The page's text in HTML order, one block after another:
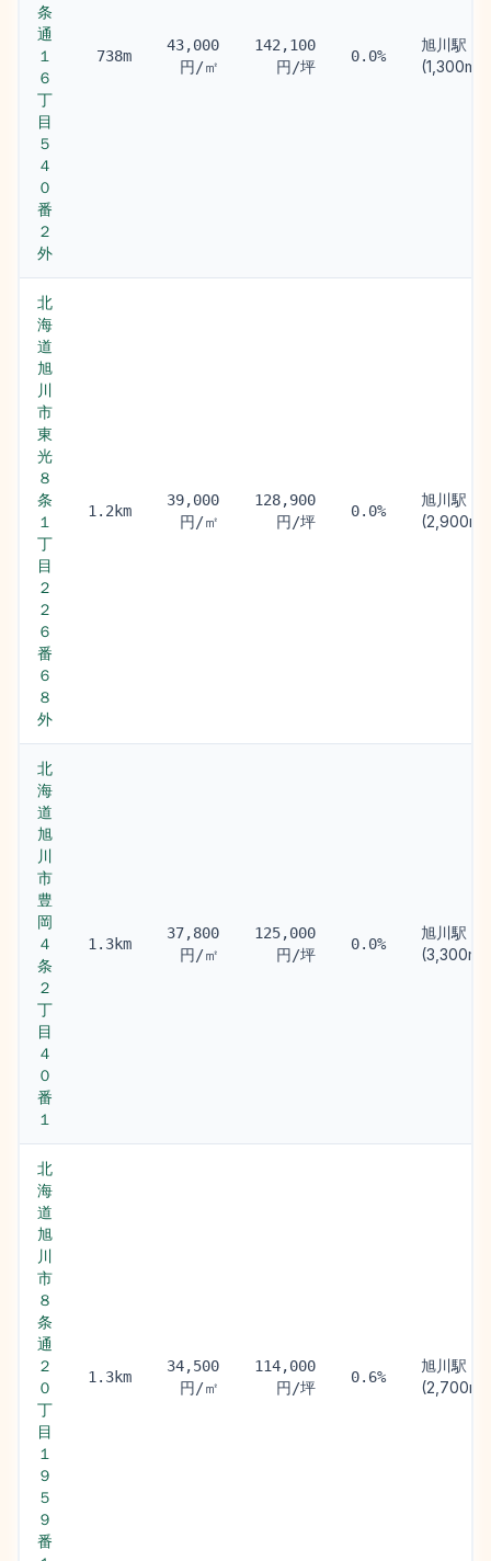
条
通
１
６
丁
目
５
４
０
番
２
外
738m
43,000
円/㎡
142,100
円/坪
0.0%
旭川駅
(1,300m)
北
海
道
旭
川
市
東
光
８
条
１
丁
目
２
２
６
番
６
８
外
1.2km
39,000
円/㎡
128,900
円/坪
0.0%
旭川駅
(2,900m)
北
海
道
旭
川
市
豊
岡
４
条
２
丁
目
４
０
番
１
1.3km
37,800
円/㎡
125,000
円/坪
0.0%
旭川駅
(3,300m)
北
海
道
旭
川
市
８
条
通
２
０
丁
目
１
９
５
９
番
1.3km
34,500
円/㎡
114,000
円/坪
0.6%
旭川駅
(2,700m)